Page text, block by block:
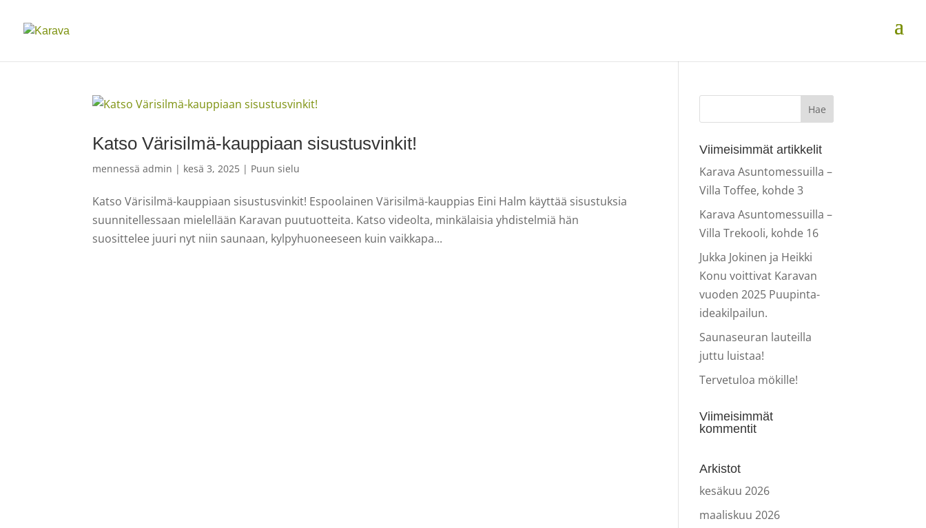
Katso Värisilmä-kauppiaan sisustusvinkit!
mennessäadmin | kesä 3, 2025 | Puun sielu
Katso Värisilmä-kauppiaan sisustusvinkit! Espoolainen Värisilmä-kauppias Eini Halm käyttää sisustuksia
suunnitellessaan mielellään Karavan puutuotteita. Katso videolta, minkälaisia yhdistelmiä hän
suosittelee juuri nyt niin saunaan, kylpyhuoneeseen kuin vaikkapa...
Viimeisimmät artikkelit
Karava Asuntomessuilla –
Villa Toffee, kohde 3
Karava Asuntomessuilla –
Villa Trekooli, kohde 16
Jukka Jokinen ja Heikki
Konu voittivat Karavan
vuoden 2025 Puupinta-
ideakilpailun.
Saunaseuran lauteilla
juttu luistaa!
Tervetuloa mökille!
Viimeisimmät
kommentit
Arkistot
kesäkuu 2026
maaliskuu 2026